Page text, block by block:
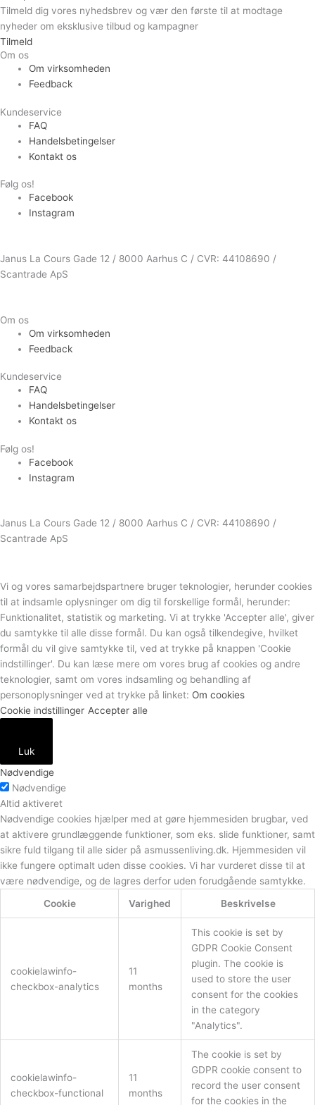
Tilmeld dig vores nyhedsbrev og vær den første til at modtage
nyheder om eksklusive tilbud og kampagner
Tilmeld
Om os
Om virksomheden
Feedback
Kundeservice
FAQ
Handelsbetingelser
Kontakt os
Følg os!
Facebook
Instagram
Janus La Cours Gade 12 / 8000 Aarhus C / CVR: 44108690 /
Scantrade ApS
Om os
Om virksomheden
Feedback
Kundeservice
FAQ
Handelsbetingelser
Kontakt os
Følg os!
Facebook
Instagram
Janus La Cours Gade 12 / 8000 Aarhus C / CVR: 44108690 /
Scantrade ApS
Vi og vores samarbejdspartnere bruger teknologier, herunder cookies
til at indsamle oplysninger om dig til forskellige formål, herunder:
Funktionalitet, statistik og marketing. Vi at trykke 'Accepter alle', giver
du samtykke til alle disse formål. Du kan også tilkendegive, hvilket
formål du vil give samtykke til, ved at trykke på knappen 'Cookie
indstillinger'. Du kan læse mere om vores brug af cookies og andre
teknologier, samt om vores indsamling og behandling af
personoplysninger ved at trykke på linket: Om cookies
Cookie indstillinger Accepter alle
Luk
Nødvendige
Nødvendige
Altid aktiveret
Nødvendige cookies hjælper med at gøre hjemmesiden brugbar, ved
at aktivere grundlæggende funktioner, som eks. slide funktioner, samt
sikre fuld tilgang til alle sider på asmussenliving.dk. Hjemmesiden vil
ikke fungere optimalt uden disse cookies. Vi har vurderet disse til at
være nødvendige, og de lagres derfor uden forudgående samtykke.
Cookie
Varighed Beskrivelse
cookielawinfo-
checkbox-analytics
11
months
This cookie is set by
GDPR Cookie Consent
plugin. The cookie is
used to store the user
consent for the cookies
in the category
"Analytics".
cookielawinfo-
checkbox-functional
11
months
The cookie is set by
GDPR cookie consent to
record the user consent
for the cookies in the